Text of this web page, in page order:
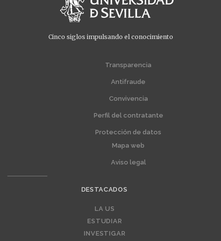
Cinco siglos impulsando el conocimiento
Transparencia
Antifraude
Convivencia
Perfil del contratante
Protección de datos
Mapa web
Aviso legal
DESTACADOS
LA US
ESTUDIAR
INVESTIGAR